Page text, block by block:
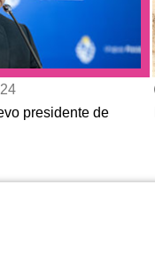
presidente de